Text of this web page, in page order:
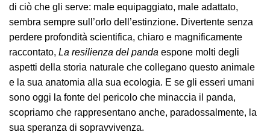
di ciò che gli serve: male equipaggiato, male adattato,
sembra sempre sull’orlo dell’estinzione. Divertente senza
perdere profondità scientifica, chiaro e magnificamente
raccontato, La resilienza del panda espone molti degli
aspetti della storia naturale che collegano questo animale
e la sua anatomia alla sua ecologia. E se gli esseri umani
sono oggi la fonte del pericolo che minaccia il panda,
scopriamo che rappresentano anche, paradossalmente, la
sua speranza di sopravvivenza.